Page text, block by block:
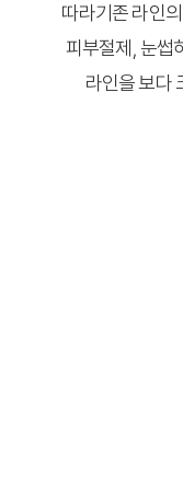
따라기존 라인
피부절제, 눈썹
라인을 보다